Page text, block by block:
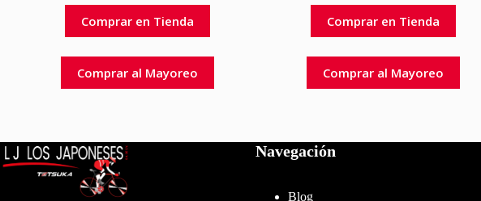
Comprar en Tienda
Comprar al Mayoreo
Comprar en Tienda
Comprar al Mayoreo
Navegación
Blog